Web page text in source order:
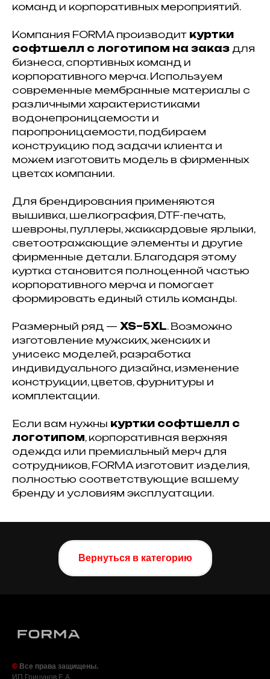
команд и корпоративных мероприятий.
Компания FORMA производит куртки
софтшелл с логотипом на заказ для
бизнеса, спортивных команд и
корпоративного мерча. Используем
современные мембранные материалы с
различными характеристиками
водонепроницаемости и
паропроницаемости, подбираем
конструкцию под задачи клиента и
можем изготовить модель в фирменных
цветах компании.
Для брендирования применяются
вышивка, шелкография, DTF-печать,
шевроны, пуллеры, жаккардовые ярлыки,
светоотражающие элементы и другие
фирменные детали. Благодаря этому
куртка становится полноценной частью
корпоративного мерча и помогает
формировать единый стиль команды.
Размерный ряд — XS–5XL. Возможно
изготовление мужских, женских и
унисекс моделей, разработка
индивидуального дизайна, изменение
конструкции, цветов, фурнитуры и
комплектации.
Если вам нужны куртки софтшелл с
логотипом, корпоративная верхняя
одежда или премиальный мерч для
сотрудников, FORMA изготовит изделия,
полностью соответствующие вашему
бренду и условиям эксплуатации.
Вернуться в категорию
© Все права защищены.
ИП Грицунов Е.А.